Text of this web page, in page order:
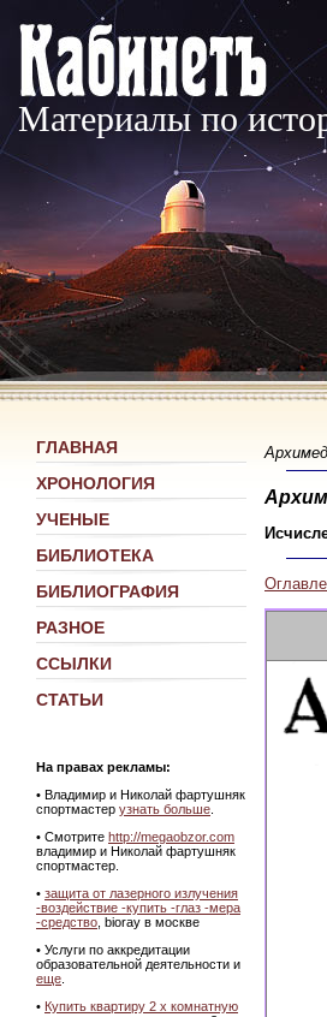
Материалы по
ГЛАВНАЯ
ХРОНОЛОГИЯ
УЧЕНЫЕ
БИБЛИОТЕКА
БИБЛИОГРАФИЯ
РАЗНОЕ
ССЫЛКИ
СТАТЬИ
На правах рекламы:
• Владимир и Николай фартушняк
спортмастер узнать больше
• Смотрите http://megaobzor.com
владимир и Николай фартушняк
спортмастер.
• защита от лазерного излучения
-воздействие -купить -глаз -мера
-средство , bioray в москве
• Услуги по аккредитации
образовательной деятельности и
еще
• Купить квартиру 2 х комнатную
Архимед